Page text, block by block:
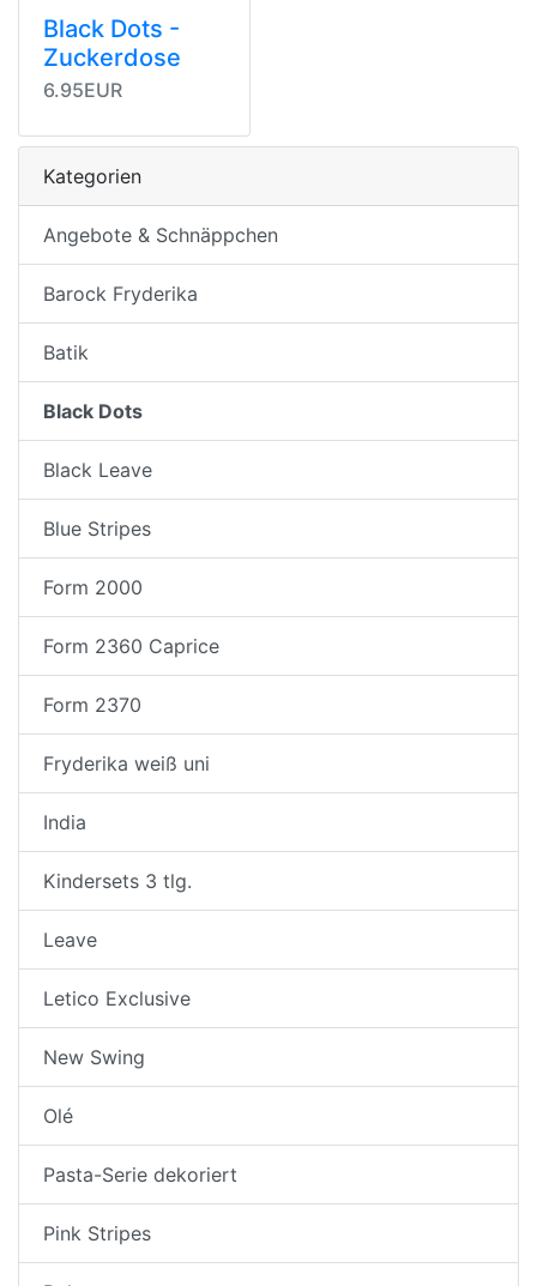
Black Dots -
Zuckerdose
6.95EUR
Kategorien
Angebote & Schnäppchen
Barock Fryderika
Batik
Black Dots
Black Leave
Blue Stripes
Form 2000
Form 2360 Caprice
Form 2370
Fryderika weiß uni
India
Kindersets 3 tlg.
Leave
Letico Exclusive
New Swing
Olé
Pasta-Serie dekoriert
Pink Stripes